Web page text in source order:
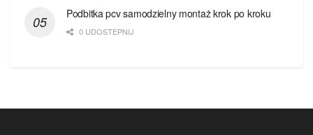
Podbitka pcv samodzielny montaż krok po kroku
0 UDOSTEPNIJ